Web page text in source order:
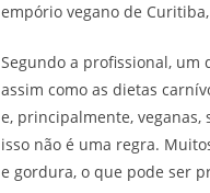
empório vegano de
Segundo a profissional, um
assim como as dietas
e, principalmente,
isso não é uma regra.
e gordura, o que pode ser